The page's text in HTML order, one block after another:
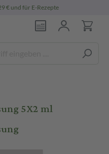
€ und für E-Rezepte
5X2 ml